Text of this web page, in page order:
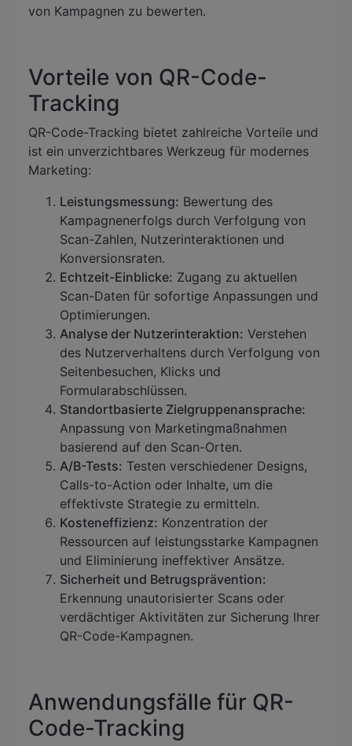
von Kampagnen zu bewerten.
Vorteile von QR-Code-
Tracking
QR-Code-Tracking bietet zahlreiche Vorteile und
ist ein unverzichtbares Werkzeug für modernes
Marketing:
Leistungsmessung: Bewertung des
Kampagnenerfolgs durch Verfolgung von
Scan-Zahlen, Nutzerinteraktionen und
Konversionsraten.
Echtzeit-Einblicke: Zugang zu aktuellen
Scan-Daten für sofortige Anpassungen und
Optimierungen.
Analyse der Nutzerinteraktion: Verstehen
des Nutzerverhaltens durch Verfolgung von
Seitenbesuchen, Klicks und
Formularabschlüssen.
Standortbasierte Zielgruppenansprache:
Anpassung von Marketingmaßnahmen
basierend auf den Scan-Orten.
A/B-Tests: Testen verschiedener Designs,
Calls-to-Action oder Inhalte, um die
effektivste Strategie zu ermitteln.
Kosteneffizienz: Konzentration der
Ressourcen auf leistungsstarke Kampagnen
und Eliminierung ineffektiver Ansätze.
Sicherheit und Betrugsprävention:
Erkennung unautorisierter Scans oder
verdächtiger Aktivitäten zur Sicherung Ihrer
QR-Code-Kampagnen.
Anwendungsfälle für QR-
Code-Tracking